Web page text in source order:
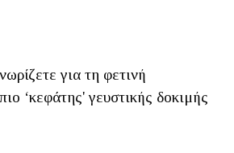
για τη φετινή
‘κεφάτης' γευστικής δοκιμής